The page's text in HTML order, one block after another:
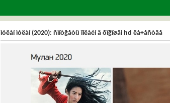
ìóëàí ìóëàí (2020): ñìîòğåòü îíëàéí â õîğîøåì hd êà÷åñòâå